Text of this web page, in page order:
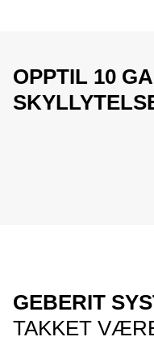
OPPTIL 10
GEBERIT
TAKKET